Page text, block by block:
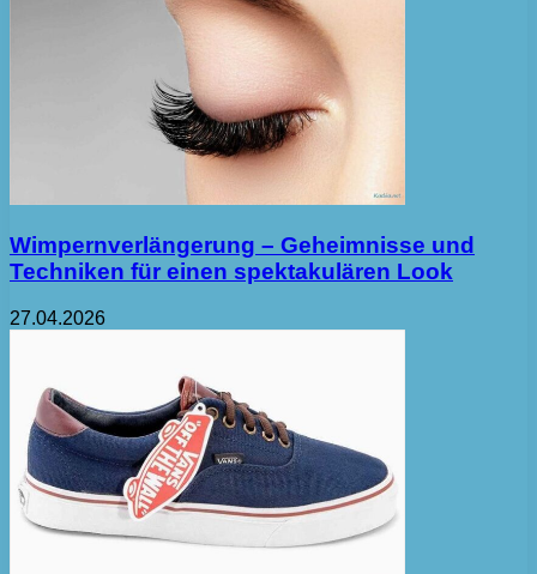
Wimpernverlängerung – Geheimnisse und
Techniken für einen spektakulären Look
27.04.2026